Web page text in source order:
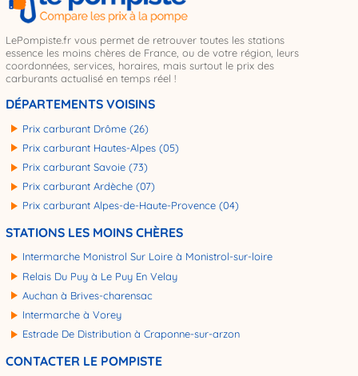
LePompiste.fr vous permet de retrouver toutes les stations
essence les moins chères de France, ou de votre région, leurs
coordonnées, services, horaires, mais surtout le prix des
carburants actualisé en temps réel !
DÉPARTEMENTS VOISINS
Prix carburant Drôme (26)
Prix carburant Hautes-Alpes (05)
Prix carburant Savoie (73)
Prix carburant Ardèche (07)
Prix carburant Alpes-de-Haute-Provence (04)
STATIONS LES MOINS CHÈRES
Intermarche Monistrol Sur Loire à Monistrol-sur-loire
Relais Du Puy à Le Puy En Velay
Auchan à Brives-charensac
Intermarche à Vorey
Estrade De Distribution à Craponne-sur-arzon
CONTACTER LE POMPISTE